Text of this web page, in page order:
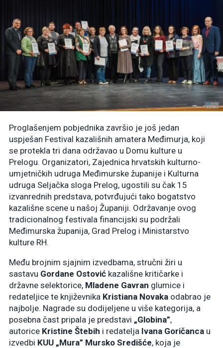
Proglašenjem pobjednika završio je još jedan
uspješan Festival kazališnih amatera Međimurja, koji
se protekla tri dana održavao u Domu kulture u
Prelogu. Organizatori, Zajednica hrvatskih kulturno-
umjetničkih udruga Međimurske županije i Kulturna
udruga Seljačka sloga Prelog, ugostili su čak 15
izvanrednih predstava, potvrđujući tako bogatstvo
kazališne scene u našoj Županiji. Održavanje ovog
tradicionalnog festivala financijski su podržali
Međimurska županija, Grad Prelog i Ministarstvo
kulture RH.
Među brojnim sjajnim izvedbama, stručni žiri u
sastavu Gordane Ostović kazališne kritičarke i
državne selektorice, Mladene Gavran glumice i
redateljice te književnika Kristiana Novaka odabrao je
najbolje. Nagrade su dodijeljene u više kategorija, a
posebna čast pripala je predstavi „Globina”,
autorice Kristine Štebih i redatelja Ivana Goričanca u
izvedbi KUU „Mura” Mursko Središće, koja je